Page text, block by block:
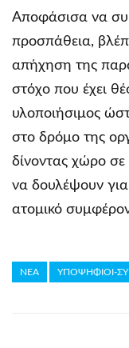
Αποφάσισα να
προσπάθεια,
απήχηση της
στόχο που έχει
υλοποιήσιμος
στο δρόμο της
δίνοντας χώρο
να δουλέψουν
ατομικό
ΝΕΑ ΥΠΟΨΗΦΙΟΙ-